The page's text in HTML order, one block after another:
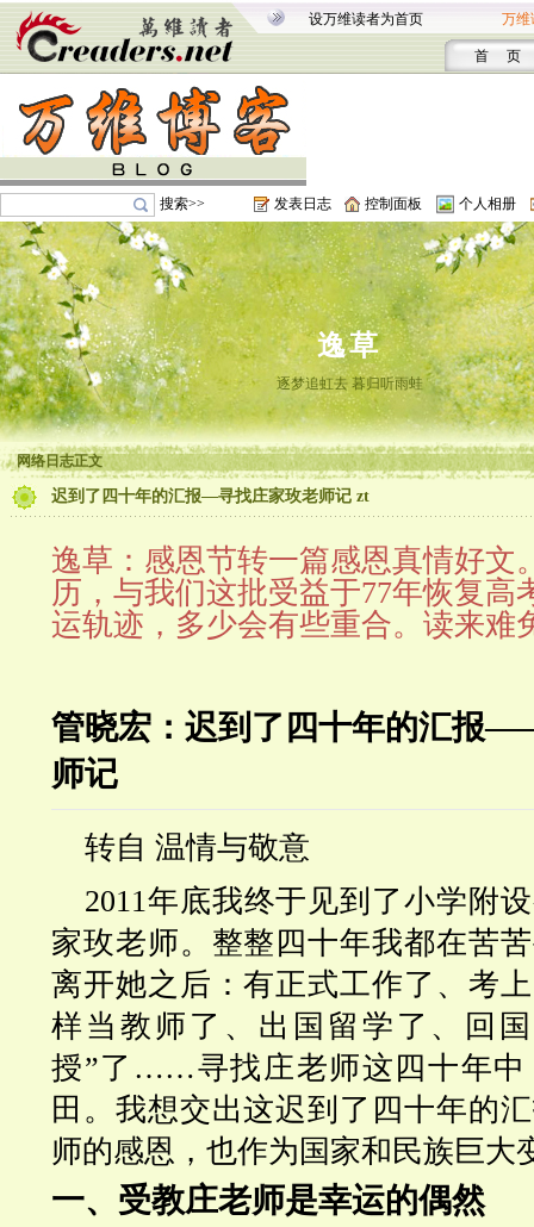
设万维读者为首页 万维
首 页
搜索>> 发表日志 控制面板 个人相册
逸草
逐梦追虹去 暮归听雨蛙
网络日志正文
迟到了四十年的汇报—寻找庄家玫老师记 zt
逸草：感恩节转一篇感恩真情好文
历，与我们这批受益于77年恢复高
运轨迹，多少会有些重合。读来难
管晓宏：迟到了四十年的汇报
师记
转自 温情与敬意
2011年底我终于见到了小学附
家玫老师。整整四十年我都在苦
离开她之后：有正式工作了、考
样当教师了、出国留学了、回
授”了……寻找庄老师这四十年中
田。我想交出这迟到了四十年的
师的感恩，也作为国家和民族巨大
一、受教庄老师是幸运的偶然